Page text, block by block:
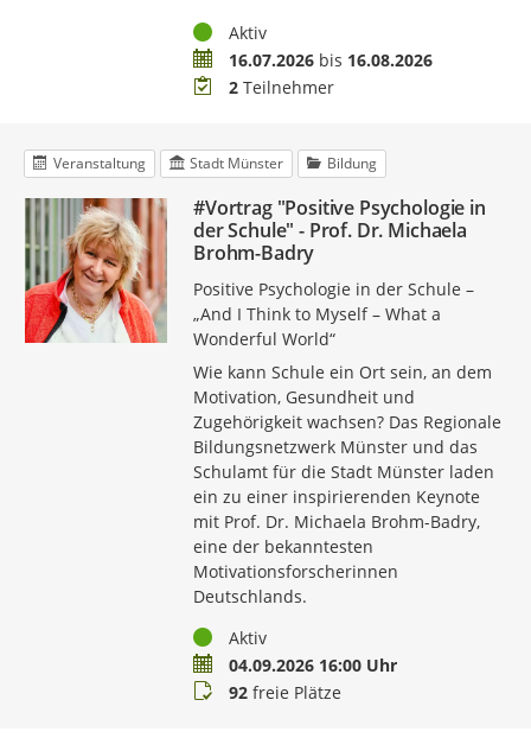
StatusAktiv
Zeitraum16.07.2026bis 16.08.2026
Teilnehmer
2Teilnehmer
Veranstaltung Stadt Münster Bildung
#Vortrag "Positive Psychologie in
der Schule" - Prof. Dr. Michaela
Brohm-Badry
Positive Psychologie in der Schule –
„And I Think to Myself – What a
Wonderful World“
Wie kann Schule ein Ort sein, an dem
Motivation, Gesundheit und
Zugehörigkeit wachsen? Das Regionale
Bildungsnetzwerk Münster und das
Schulamt für die Stadt Münster laden
ein zu einer inspirierenden Keynote
mit Prof. Dr. Michaela Brohm-Badry,
eine der bekanntesten
Motivationsforscherinnen
Deutschlands.
StatusAktiv
Termin04.09.2026 16:00 Uhr
Buchungsstatus
92freie Plätze